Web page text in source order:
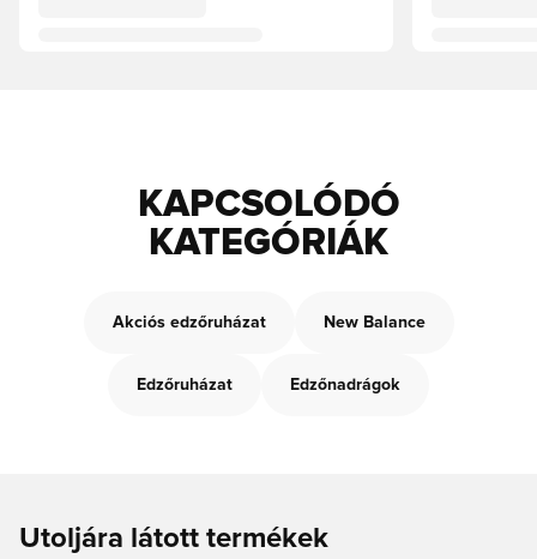
KAPCSOLÓDÓ
KATEGÓRIÁK
Akciós edzőruházat New Balance
Edzőruházat Edzőnadrágok
Utoljára látott termékek